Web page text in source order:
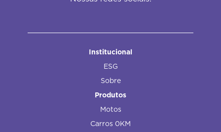
Institucional
ESG
Sobre
Produtos
Motos
Carros 0KM